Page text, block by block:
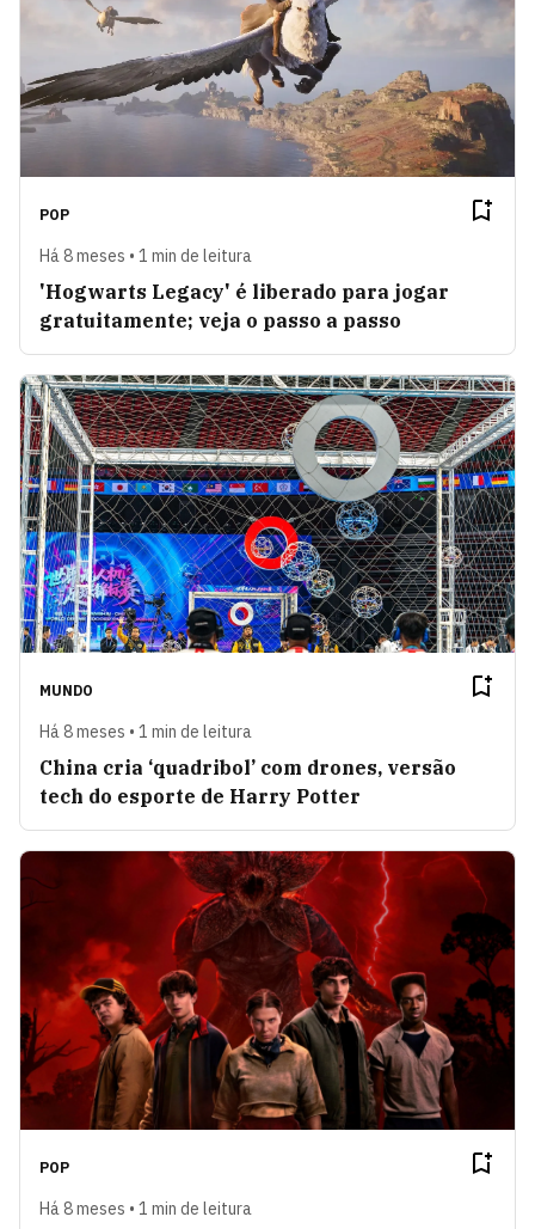
POP
Há 8 meses • 1 min de leitura
'Hogwarts Legacy' é liberado para jogar
gratuitamente; veja o passo a passo
MUNDO
Há 8 meses • 1 min de leitura
China cria ‘quadribol’ com drones, versão
tech do esporte de Harry Potter
POP
Há 8 meses • 1 min de leitura